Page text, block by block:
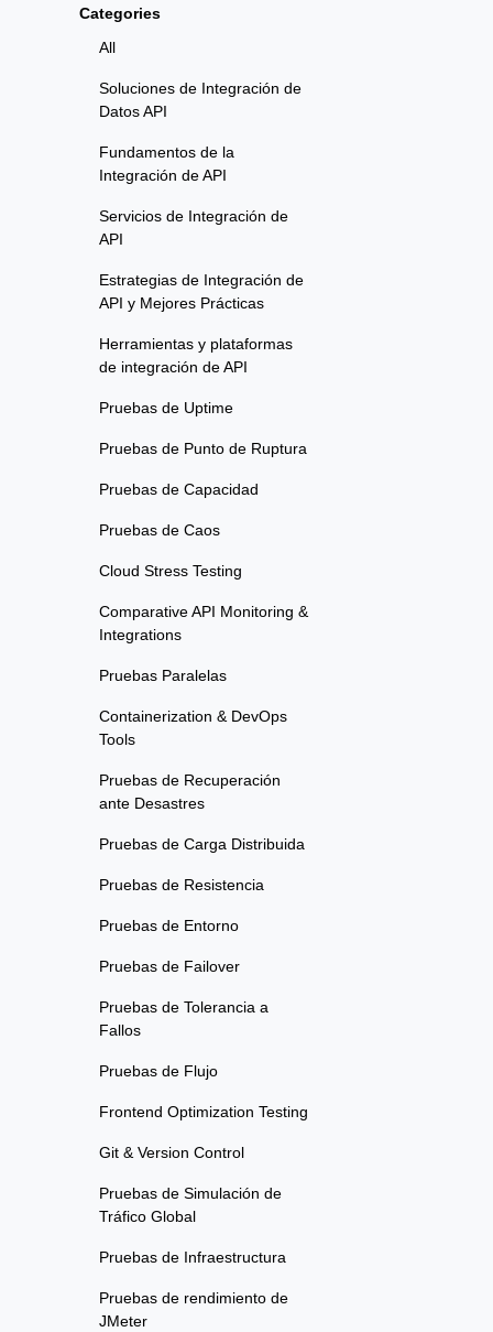
Categories
All
Soluciones de Integración de
Datos API
Fundamentos de la
Integración de API
Servicios de Integración de
API
Estrategias de Integración de
API y Mejores Prácticas
Herramientas y plataformas
de integración de API
Pruebas de Uptime
Pruebas de Punto de Ruptura
Pruebas de Capacidad
Pruebas de Caos
Cloud Stress Testing
Comparative API Monitoring &
Integrations
Pruebas Paralelas
Containerization & DevOps
Tools
Pruebas de Recuperación
ante Desastres
Pruebas de Carga Distribuida
Pruebas de Resistencia
Pruebas de Entorno
Pruebas de Failover
Pruebas de Tolerancia a
Fallos
Pruebas de Flujo
Frontend Optimization Testing
Git & Version Control
Pruebas de Simulación de
Tráfico Global
Pruebas de Infraestructura
Pruebas de rendimiento de
JMeter